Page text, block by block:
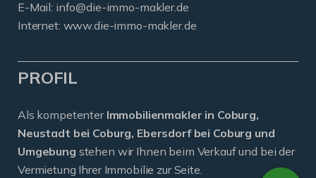
E-Mail: info@die-immo-makler.de
Internet: www.die-immo-makler.de
PROFIL
Als kompetenter Immobilienmakler in Coburg,
Neustadt bei Coburg, Ebersdorf bei Coburg und
Umgebung stehen wir Ihnen beim Verkauf und bei der
Vermietung Ihrer Immobilie zur Seite.